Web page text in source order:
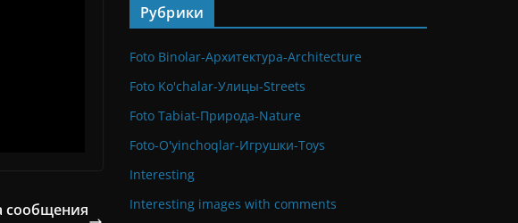
сообщения
Рубрики
Foto Binolar-Архитектура-Architecture
Foto Ko'chalar-Улицы-Streets
Foto Tabiat-Природа-Nature
Foto-O'yinchoqlar-Игрушки-Toys
Interesting
Interesting images with comments